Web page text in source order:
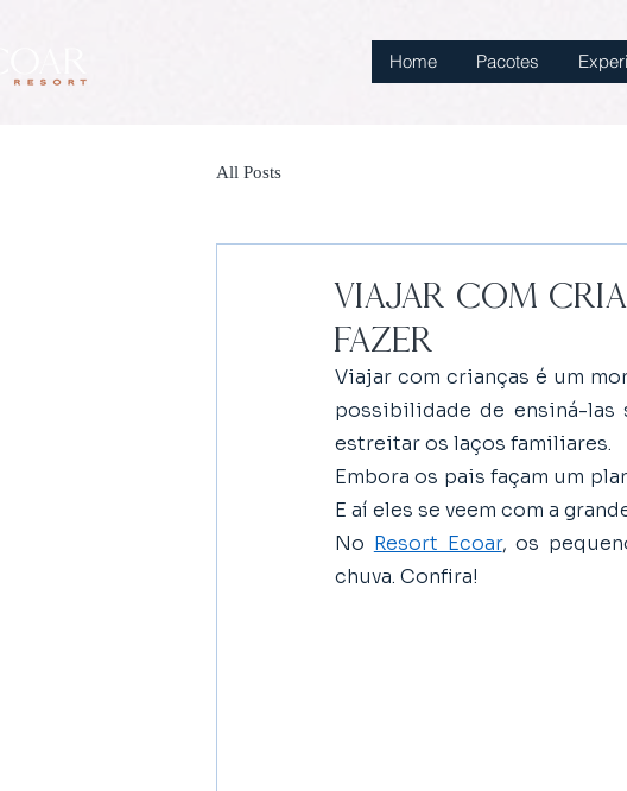
Home Pacotes
All Posts
Viajar com
fazer?
Viajar com crianças é um
possibilidade de ensiná-las
estreitar os laços familiares.
Embora os pais façam um
E aí eles se veem com a
No Resort Ecoar, os
chuva. Confira!